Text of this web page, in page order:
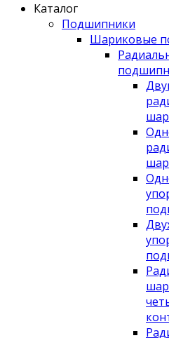
Каталог
Подшипники
Шариковые